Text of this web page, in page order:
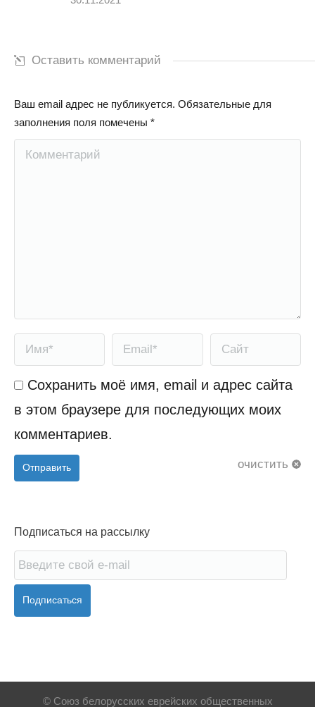
Оставить комментарий
Ваш email адрес не публикуется. Обязательные для
заполнения поля помечены *
Комментарий
Имя * Email * Сайт
Сохранить моё имя, email и адрес сайта
в этом браузере для последующих моих
комментариев.
очистить
Отправить
Подписаться на рассылку
Подписаться
© Союз белорусских еврейских общественных